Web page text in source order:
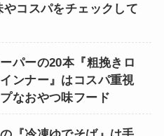
やコスパをチェックして
パーの20本『粗挽きロ
ンナー』はコスパ重視
なおやつ味フード